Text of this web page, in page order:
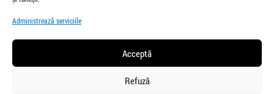
Administrează serviciile
Acceptă
Refuză